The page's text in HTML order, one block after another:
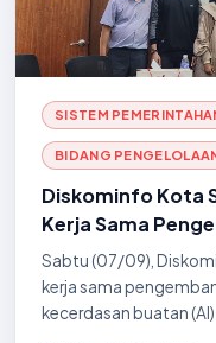
SISTEM
BIDANG
Diskominfo Kota
Kerja Sama
Markany Solution
Sabtu (07/09),
kerja sama
kecerdasan buatan